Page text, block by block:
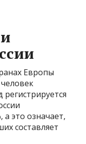
Европы
а это означает,
составляет